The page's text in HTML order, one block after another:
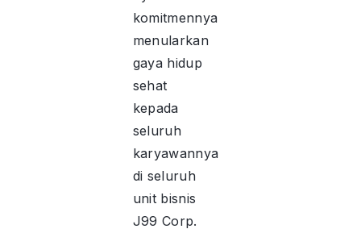
komitmennya
menularkan
gaya hidup
sehat
kepada
seluruh
karyawannya
di seluruh
unit bisnis
J99 Corp.